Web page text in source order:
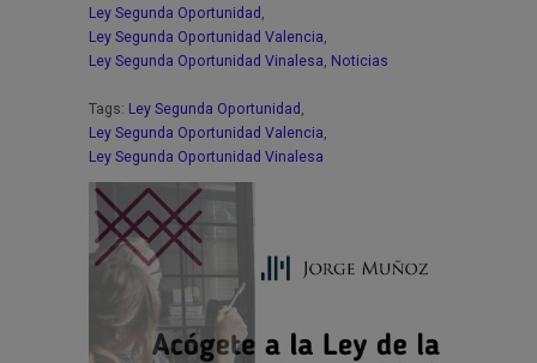
Ley Segunda Oportunidad ,
Ley Segunda Oportunidad Valencia,
Ley Segunda Oportunidad Vinalesa, Noticias
Tags: Ley Segunda Oportunidad ,
Ley Segunda Oportunidad Valencia,
Ley Segunda Oportunidad Vinalesa